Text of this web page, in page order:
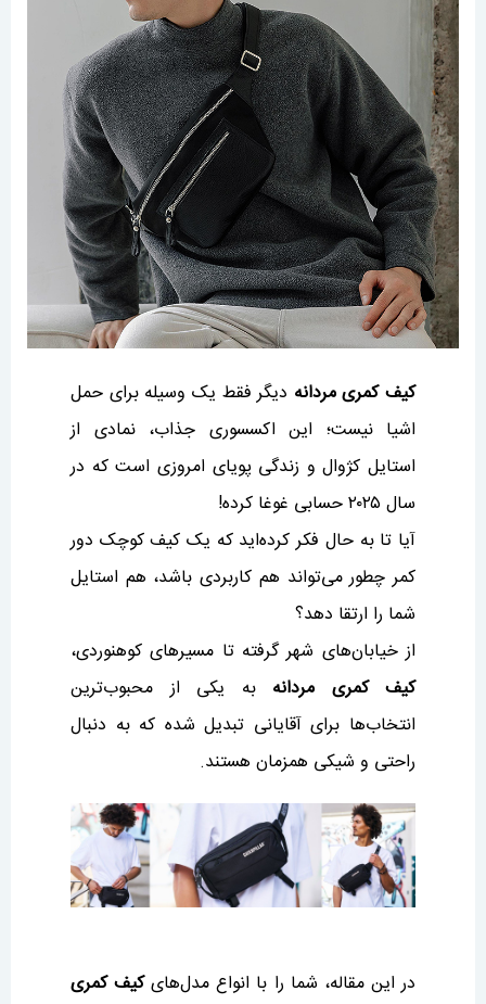
کیف کمری مردانه دیگر فقط یک وسیله برای حمل
اشیا نیست؛ این اکسسوری جذاب، نمادی از
استایل کژوال و زندگی پویای امروزی است که در
سال ۲۰۲۵ حسابی غوغا کرده!
آیا تا به حال فکر کرده‌اید که یک کیف کوچک دور
کمر چطور می‌تواند هم کاربردی باشد، هم استایل
شما را ارتقا دهد؟
از خیابان‌های شهر گرفته تا مسیرهای کوهنوردی،
کیف کمری مردانه به یکی از محبوب‌ترین
انتخاب‌ها برای آقایانی تبدیل شده که به دنبال
راحتی و شیکی همزمان هستند.
در این مقاله، شما را با انواع مدل‌هایکیف کمری